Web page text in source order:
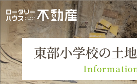
東部小学校の土